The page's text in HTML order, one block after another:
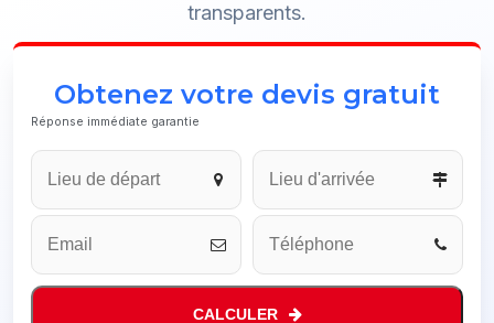
transparents.
Obtenez votre devis gratuit
Réponse immédiate garantie
CALCULER